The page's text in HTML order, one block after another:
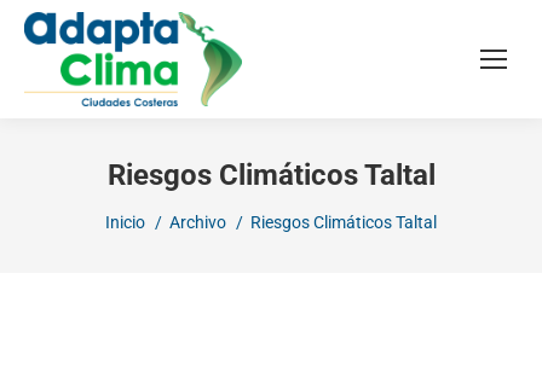
Riesgos Climáticos Taltal
Estás aquí:
Inicio Archivo Riesgos Climáticos Taltal